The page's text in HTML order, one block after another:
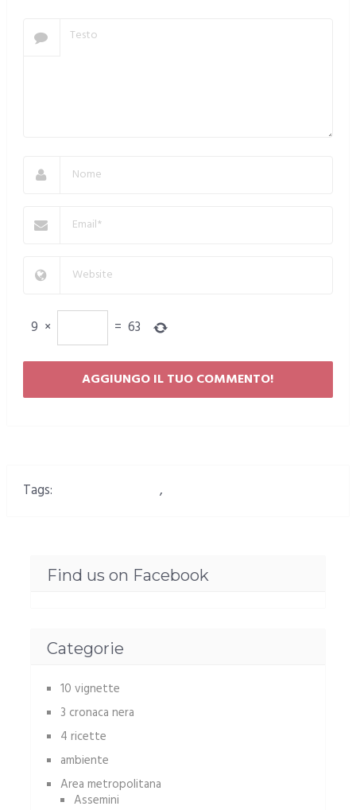
9 × = 63
Tags: ,
Find us on Facebook
Categorie
10 vignette
3 cronaca nera
4 ricette
ambiente
Area metropolitana
Assemini